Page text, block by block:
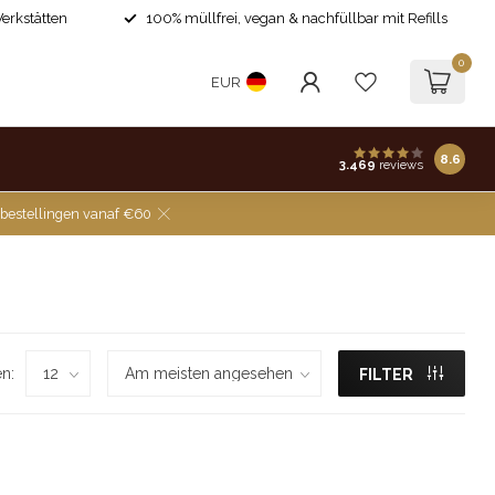
100% müllfrei, vegan & nachfüllbar mit Refills
EUR
0
3.469 reviews 8.6
bestellingen vanaf €60
FILTER